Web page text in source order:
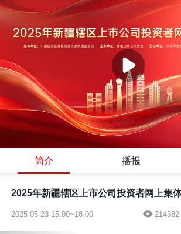
简介 播报
2025年新疆辖区上市公司投资者网上集
2025-05-23 15:00~18:00 214382